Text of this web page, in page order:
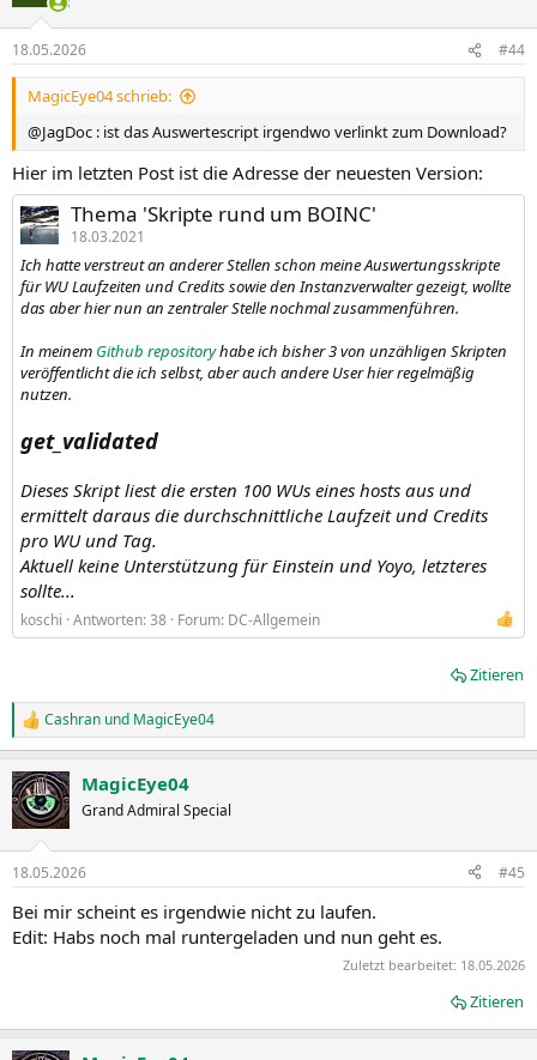
18.05.2026 #44
MagicEye04 schrieb:
@JagDoc : ist das Auswertescript irgendwo verlinkt zum Download?
Hier im letzten Post ist die Adresse der neuesten Version:
Thema 'Skripte rund um BOINC'
18.03.2021
Ich hatte verstreut an anderer Stellen schon meine Auswertungsskripte
für WU Laufzeiten und Credits sowie den Instanzverwalter gezeigt, wollte
das aber hier nun an zentraler Stelle nochmal zusammenführen.
In meinem Github repositoryhabe ich bisher 3 von unzähligen Skripten
veröffentlicht die ich selbst, aber auch andere User hier regelmäßig
nutzen.
get_validated
Dieses Skript liest die ersten 100 WUs eines hosts aus und
ermittelt daraus die durchschnittliche Laufzeit und Credits
pro WU und Tag.
Aktuell keine Unterstützung für Einstein und Yoyo, letzteres
sollte...
koschi Antworten: 38 Forum: DC-Allgemein
Zitieren
R
e
k
t
i
e
:
Cashran und MagicEye04
MagicEye04
Grand Admiral Special
18.05.2026 #45
Bei mir scheint es irgendwie nicht zu laufen.
Edit: Habs noch mal runtergeladen und nun geht es.
Zuletzt bearbeitet: 18.05.2026
Zitieren